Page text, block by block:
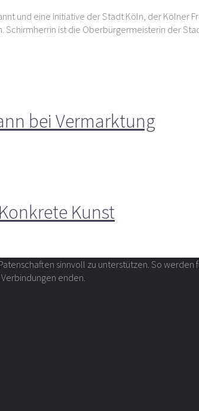
und eine Initiative der Stadt Köln, der Kölner
ist die Oberbürgermeisterin der
bei Vermarktung
Kunst
sinnvoll zu unterstützen. So
enden.